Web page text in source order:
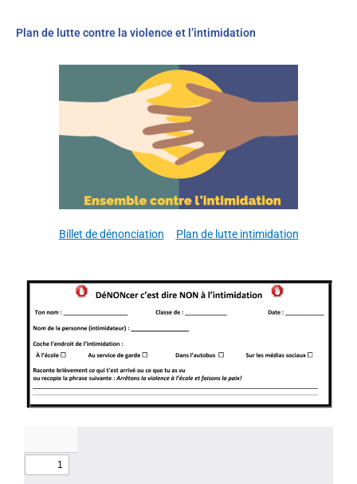
Plan de lutte contre la violence et l’intimidation
Billet de dénonciation Plan de lutte intimidation